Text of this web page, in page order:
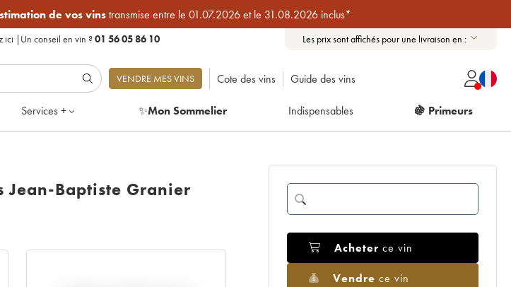
de vos vinstransmise entre le 01.07.2026 et le 31.08.2026 inclus*
ici | Un conseil en vin ?01 56 05 86 10 Les prix sont affichés pour une livraison en :
VENDRE MES VINS Cote des vins Guide des vins
Services + ✨Mon Sommelier Indispensables 🍇 Primeurs
Jean-Baptiste Granier
Acheter ce vin
Vendre ce vin